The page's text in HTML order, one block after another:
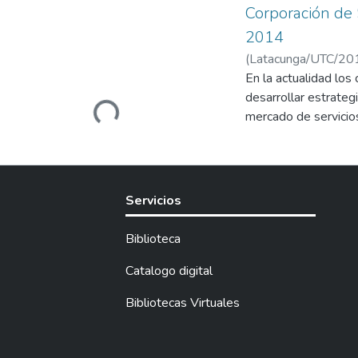
Loading...
Corporación
2014
(Latacunga/UTC/
Beltrán, Sandra
En la actualidad los
desarrollar
mercado de
Servicios
Biblioteca
Catalogo digital
Bibliotecas Virtuales